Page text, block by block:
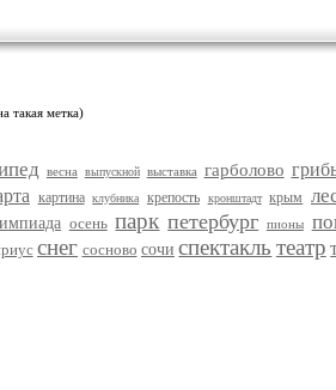
такая метка)
весна выпускной выставка гарболово
картина клубника крепость кронштадт крым
осень парк петербург пионы
снег сосново сочи спектакль театр